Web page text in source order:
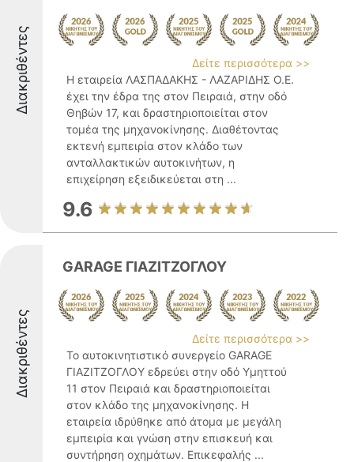
Διακριθέντες
Δείτε περισσότερα >>
Η εταιρεία ΛΑΣΠΑΔΑΚΗΣ - ΛΑΖΑΡΙΔΗΣ Ο.Ε.
έχει την έδρα της στον Πειραιά, στην οδό
Θηβών 17, και δραστηριοποιείται στον
τομέα της μηχανοκίνησης. Διαθέτοντας
εκτενή εμπειρία στον κλάδο των
ανταλλακτικών αυτοκινήτων, η
επιχείρηση εξειδικεύεται στη ...
9.6
Διακριθέντες
GARAGE ΓΙΑΖΙΤΖΟΓΛΟΥ
Δείτε περισσότερα >>
Το αυτοκινητιστικό συνεργείο GARAGE
ΓΙΑΖΙΤΖΟΓΛΟΥ εδρεύει στην οδό Υμηττού
11 στον Πειραιά και δραστηριοποιείται
στον κλάδο της μηχανοκίνησης. Η
εταιρεία ιδρύθηκε από άτομα με μεγάλη
εμπειρία και γνώση στην επισκευή και
συντήρηση οχημάτων. Επικεφαλής ...